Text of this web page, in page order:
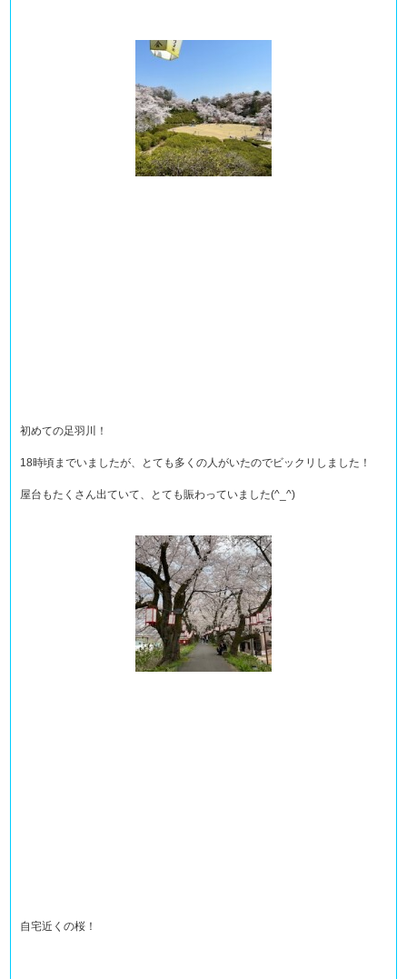
初めての足羽川！
18時頃までいましたが、とても多くの人がいたのでビックリしました！
屋台もたくさん出ていて、とても賑わっていました(^_^)
自宅近くの桜！